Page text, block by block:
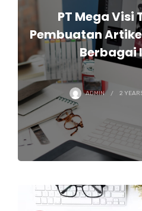
PT Mega Visi
Pembuatan
Berbagai
ADMIN 2